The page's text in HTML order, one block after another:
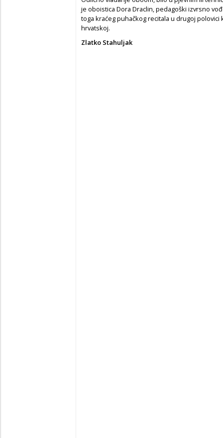
je oboistica Dora Draclin, pedagoški izvrsno
toga kraćeg puhačkog recitala u drugoj
hrvatskoj.
Zlatko Stahuljak